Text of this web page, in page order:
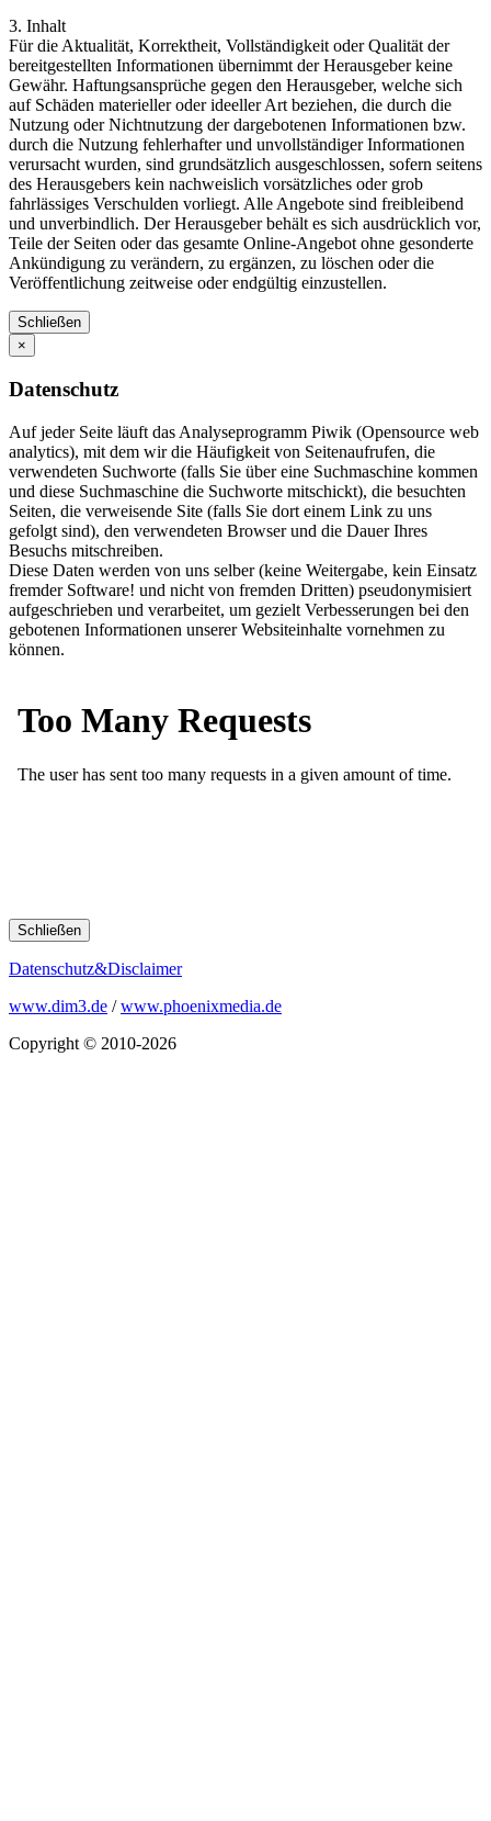
3. Inhalt
Für die Aktualität, Korrektheit, Vollständigkeit oder Qualität der
bereitgestellten Informationen übernimmt der Herausgeber keine
Gewähr. Haftungsansprüche gegen den Herausgeber, welche sich
auf Schäden materieller oder ideeller Art beziehen, die durch die
Nutzung oder Nichtnutzung der dargebotenen Informationen bzw.
durch die Nutzung fehlerhafter und unvollständiger Informationen
verursacht wurden, sind grundsätzlich ausgeschlossen, sofern seitens
des Herausgebers kein nachweislich vorsätzliches oder grob
fahrlässiges Verschulden vorliegt. Alle Angebote sind freibleibend
und unverbindlich. Der Herausgeber behält es sich ausdrücklich vor,
Teile der Seiten oder das gesamte Online-Angebot ohne gesonderte
Ankündigung zu verändern, zu ergänzen, zu löschen oder die
Veröffentlichung zeitweise oder endgültig einzustellen.
Schließen
×
Datenschutz
Auf jeder Seite läuft das Analyseprogramm Piwik (Opensource web
analytics), mit dem wir die Häufigkeit von Seitenaufrufen, die
verwendeten Suchworte (falls Sie über eine Suchmaschine kommen
und diese Suchmaschine die Suchworte mitschickt), die besuchten
Seiten, die verweisende Site (falls Sie dort einem Link zu uns
gefolgt sind), den verwendeten Browser und die Dauer Ihres
Besuchs mitschreiben.
Diese Daten werden von uns selber (keine Weitergabe, kein Einsatz
fremder Software! und nicht von fremden Dritten) pseudonymisiert
aufgeschrieben und verarbeitet, um gezielt Verbesserungen bei den
gebotenen Informationen unserer Websiteinhalte vornehmen zu
können.
Schließen
Datenschutz&Disclaimer
www.dim3.de /www.phoenixmedia.de
Copyright © 2010-2026